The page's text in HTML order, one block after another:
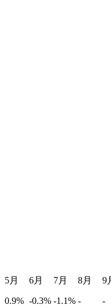
5月 6月 7月 8月 9
0.9% -0.3% -1.1% -
-